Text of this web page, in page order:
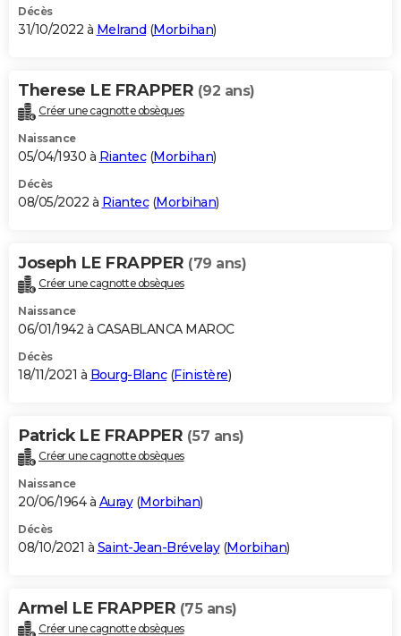
Décès
31/10/2022 à Melrand (Morbihan)
Therese LE FRAPPER (92 ans)
Créer une cagnotte obsèques
Naissance
05/04/1930 à Riantec(Morbihan)
Décès
08/05/2022 à Riantec(Morbihan)
Joseph LE FRAPPER (79 ans)
Créer une cagnotte obsèques
Naissance
06/01/1942 à CASABLANCA MAROC
Décès
18/11/2021 à Bourg-Blanc(Finistère)
Patrick LE FRAPPER (57 ans)
Créer une cagnotte obsèques
Naissance
20/06/1964 à Auray(Morbihan)
Décès
08/10/2021 à Saint-Jean-Brévelay(Morbihan)
Armel LE FRAPPER (75 ans)
Créer une cagnotte obsèques